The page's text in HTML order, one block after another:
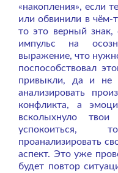
«накопления», если
или обвинили в чём-
то это верный
импульс на
выражение, что
поспособствовал
привыкли, да и не
анализировать
конфликта, а
всколыхнуло
успокоиться,
проанализировать
аспект. Это уже
будет повтор